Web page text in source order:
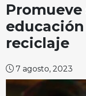
reciclaje
7 agosto, 2023